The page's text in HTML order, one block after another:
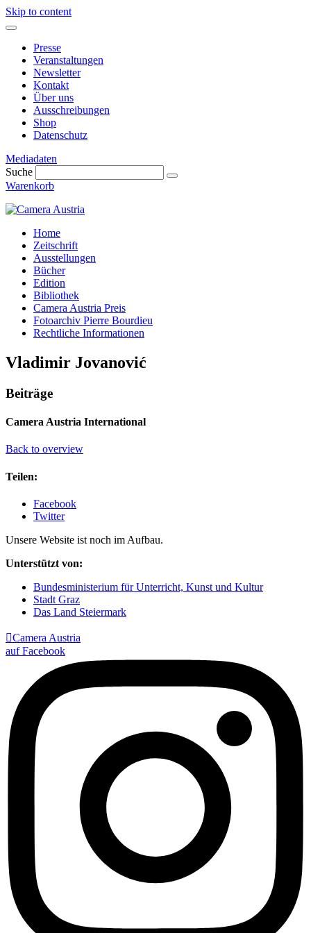
Skip to content
Presse
Veranstaltungen
Newsletter
Kontakt
Über uns
Ausschreibungen
Shop
Datenschutz
Mediadaten
Suche
Warenkorb
Home
Zeitschrift
Ausstellungen
Bücher
Edition
Bibliothek
Camera Austria Preis
Fotoarchiv Pierre Bourdieu
Rechtliche Informationen
Vladimir Jovanović
Beiträge
Camera Austria International
Back to overview
Teilen:
Facebook
Twitter
Unsere Website ist noch im Aufbau.
Unterstützt von:
Bundesministerium für Unterricht, Kunst und Kultur
Stadt Graz
Das Land Steiermark
Camera Austria
auf Facebook